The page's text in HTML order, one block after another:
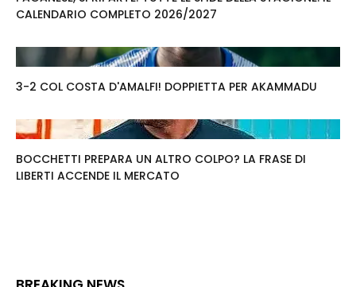
CALENDARIO COMPLETO 2026/2027
3-2 COL COSTA D'AMALFI! DOPPIETTA PER AKAMMADU
BOCCHETTI PREPARA UN ALTRO COLPO? LA FRASE DI
LIBERTI ACCENDE IL MERCATO